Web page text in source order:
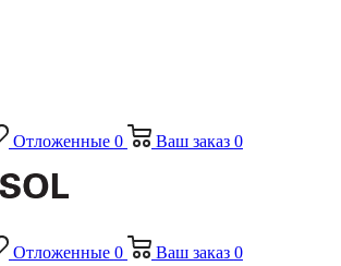
Отложенные 0 Ваш заказ 0
Отложенные 0 Ваш заказ 0